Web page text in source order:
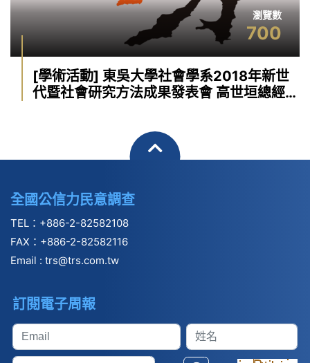
瀏覽數
700
[學術活動] 東吳大學社會學系2018年新世
代暨社會研究方法成果發表會 高世垣總經理
全國公信力民意調查
TEL：+886-2-82582108
FAX：+886-2-82582116
Email : trs@trs.com.tw
訂閱電子周報